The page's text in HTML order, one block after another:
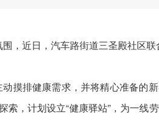
近日，汽车路街道三圣殿社区联
摸排健康需求，并将精心准备的
，计划设立“健康驿站”，为一线